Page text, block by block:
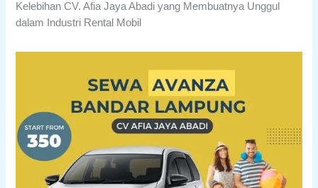
Kelebihan CV. Afia Jaya Abadi yang Membuatnya Unggul
dalam Industri Rental Mobil